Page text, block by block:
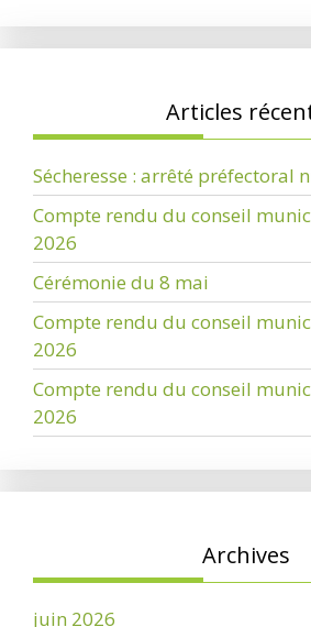
Articles
Sécheresse : arrêté préfectoral
Compte rendu du conseil
2026
Cérémonie du 8 mai
Compte rendu du conseil
2026
Compte rendu du conseil
2026
Archives
juin 2026